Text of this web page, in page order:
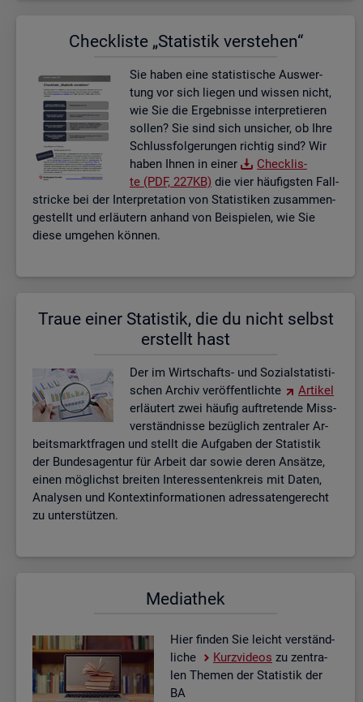
Check­lis­te „Sta­tis­tik ver­ste­hen“
Sie haben eine sta­tis­ti­sche Aus­wer­
tung vor sich lie­gen und wis­sen nicht,
wie Sie die Er­geb­nis­se in­ter­pre­tie­ren
sol­len? Sie sind sich un­si­cher, ob Ihre
Schluss­fol­ge­run­gen rich­tig sind? Wir
haben Ihnen in einer
Check­lis­
te (PDF, 227KB) die vier häu­figs­ten Fall­
stri­cke bei der In­ter­pre­ta­ti­on von Sta­tis­ti­ken zu­sam­men­
ge­stellt und er­läu­tern an­hand von Bei­spie­len, wie Sie
diese um­ge­hen kön­nen.
Traue einer Sta­tis­tik, die du nicht selbst
er­stellt hast
Der im Wirt­schafts- und So­zi­al­sta­tis­ti­
schen Ar­chiv ver­öf­fent­lich­te
Ar­ti­kel
er­läu­tert zwei häu­fig auf­tre­ten­de Miss­
ver­ständ­nis­se be­züg­lich zen­tra­ler Ar­
beits­markt­fra­gen und stellt die Auf­ga­ben der Sta­tis­tik
der Bun­des­agen­tur für Ar­beit dar sowie deren An­sät­ze,
einen mög­lichst brei­ten In­ter­es­sen­ten­kreis mit Daten,
Ana­ly­sen und Kon­text­in­for­ma­tio­nen adres­sa­ten­ge­recht
zu un­ter­stüt­zen.
Me­dia­thek
Hier fin­den Sie leicht ver­ständ­
li­che
Kurz­vi­de­os zu zen­tra­
len The­men der Sta­tis­tik der
BA